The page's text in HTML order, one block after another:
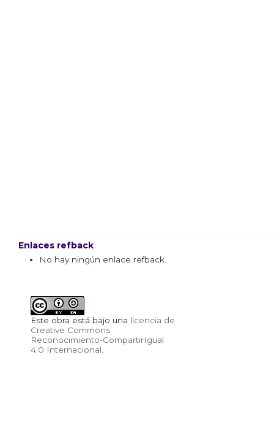
Enlaces refback
No hay ningún enlace refback.
Este obra está bajo una licencia de
Creative Commons
Reconocimiento-CompartirIgual
4.0 Internacional